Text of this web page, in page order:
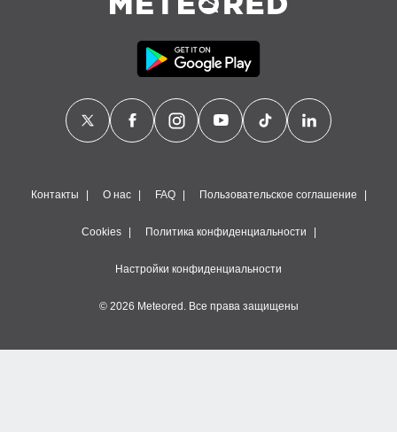
Контакты О нас FAQ Пользовательское соглашение
Cookies Политика конфиденциальности
Настройки конфиденциальности
© 2026 Meteored. Все права защищены